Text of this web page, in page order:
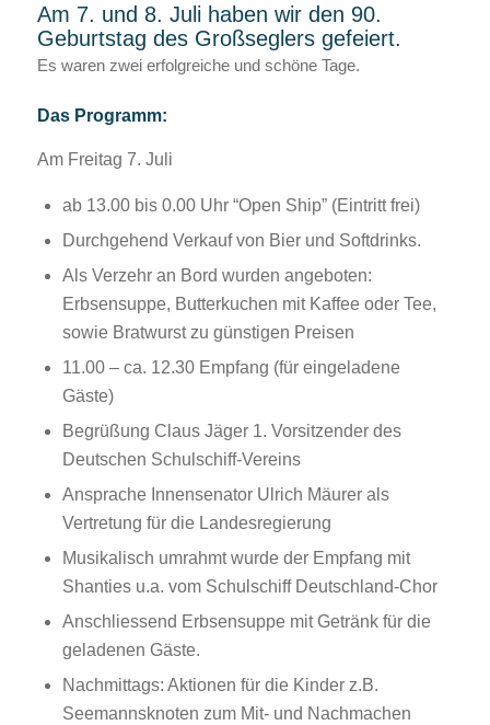
Am 7. und 8. Juli haben wir den 90.
Geburtstag des Großseglers gefeiert.
Es waren zwei erfolgreiche und schöne Tage.
Das Programm:
Am Freitag 7. Juli
ab 13.00 bis 0.00 Uhr “Open Ship” (Eintritt frei)
Durchgehend Verkauf von Bier und Softdrinks.
Als Verzehr an Bord wurden angeboten:
Erbsensuppe, Butterkuchen mit Kaffee oder Tee,
sowie Bratwurst zu günstigen Preisen
11.00 – ca. 12.30 Empfang (für eingeladene
Gäste)
Begrüßung Claus Jäger 1. Vorsitzender des
Deutschen Schulschiff-Vereins
Ansprache Innensenator Ulrich Mäurer als
Vertretung für die Landesregierung
Musikalisch umrahmt wurde der Empfang mit
Shanties u.a. vom Schulschiff Deutschland-Chor
Anschliessend Erbsensuppe mit Getränk für die
geladenen Gäste.
Nachmittags: Aktionen für die Kinder z.B.
Seemannsknoten zum Mit- und Nachmachen